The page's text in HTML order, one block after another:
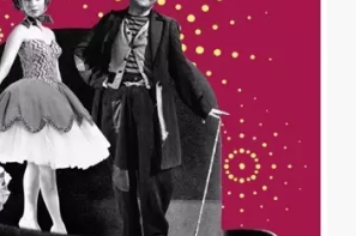
Les feux de la rampe